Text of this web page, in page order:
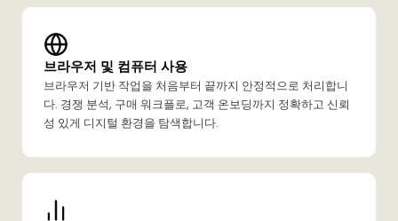
브라우저 및 컴퓨터 사용
브라우저 기반 작업을 처음부터 끝까지 안정적으로 처리합니
다. 경쟁 분석, 구매 워크플로, 고객 온보딩까지 정확하고 신뢰
성 있게 디지털 환경을 탐색합니다.